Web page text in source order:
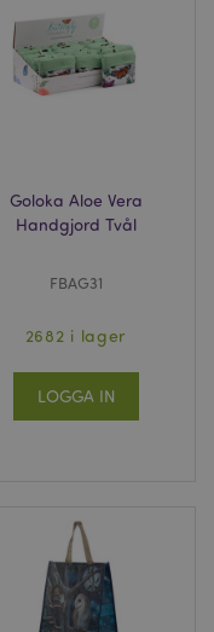
Goloka Aloe Vera
Handgjord Tvål
FBAG31
2682 i lager
LOGGA IN